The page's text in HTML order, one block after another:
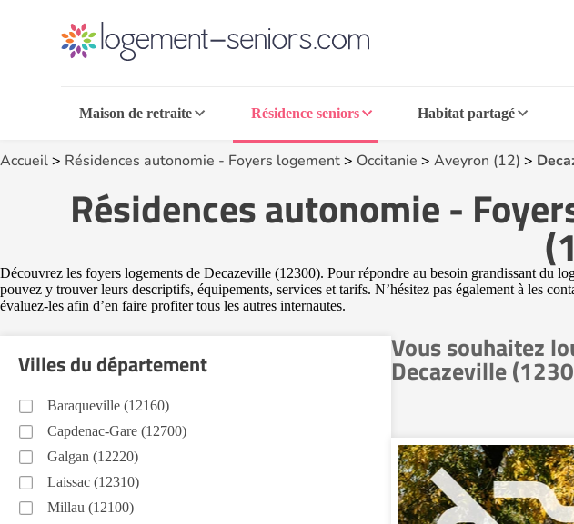
Maison de retraite Résidence seniors Habitat partagé
Accueil> Résidences autonomie - Foyers logement> Occitanie > Aveyron (12) >
Résidences autonomie -
Découvrez les foyers logements de Decazeville (12300). Pour répondre au besoin grandissant du
pouvez y trouver leurs descriptifs, équipements, services et tarifs. N’hésitez pas également à les
évaluez-les afin d’en faire profiter tous les autres internautes.
Vous souhaitez
Decazeville
Villes du département
Baraqueville (12160)
Capdenac-Gare (12700)
Galgan (12220)
Laissac (12310)
Millau (12100)